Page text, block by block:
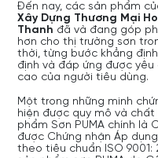
Đến nay, các sản phẩm
Xây Dựng Thương Mại
Thanh đã và đang góp
hơn cho thị trường sơn
thời, từng bước khẳng
định và đáp ứng được yêu
cao của người tiêu dùng.
Một trong những minh
hiện được quy mô và chất
phẩm Sơn PUMA chính là
được Chứng nhận Áp
theo tiêu chuẩn ISO 9001: